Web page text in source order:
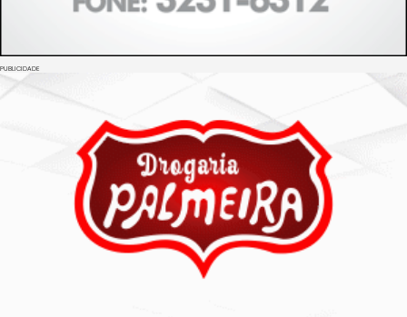
PUBLICIDADE